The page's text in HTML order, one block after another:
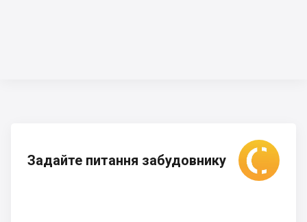
Задайте питання забудовнику